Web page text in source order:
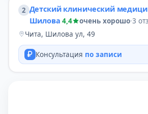
2 Детский клинический
Шилова 4,4 очень хорошо·3
Чита, Шилова ул, 49
Консультация по записи